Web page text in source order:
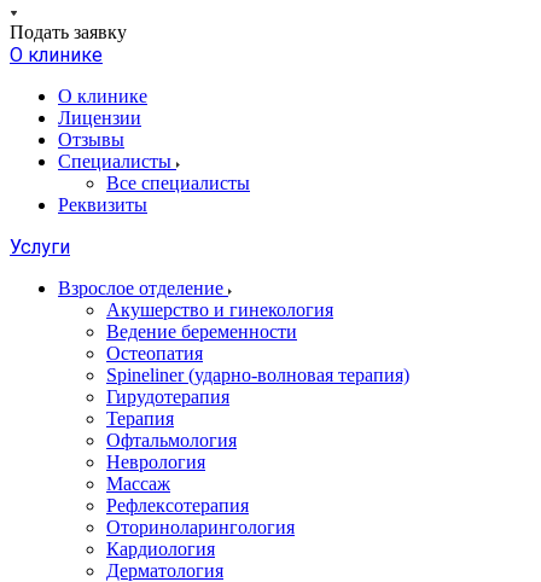
Подать заявку
О клинике
О клинике
Лицензии
Отзывы
Специалисты
Все специалисты
Реквизиты
Услуги
Взрослое отделение
Акушерство и гинекология
Ведение беременности
Остеопатия
Spineliner (ударно-волновая терапия)
Гирудотерапия
Терапия
Офтальмология
Неврология
Массаж
Рефлексотерапия
Оториноларингология
Кардиология
Дерматология